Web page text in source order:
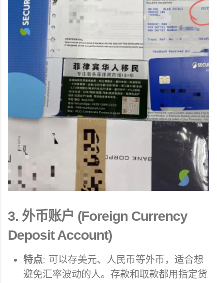
3. 外币账户 (Foreign Currency
Deposit Account)
特点: 可以存美元、人民币等外币，适合想
避免汇率波动的人。存款和取款都用指定货